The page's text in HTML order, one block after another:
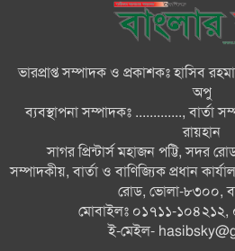
ভোলায় ১১ দলীয়
সমাবেশ ও
বোরহানউদ্দিনে
ধর্ষণ ও ভিডিও
দেওয়ার অভিযোগ
থানায় মামলা
ভোলায় নানা
গণঅভ্যুত্থান
ভারপ্রাপ্ত সম্পাদক ও প্রকাশকঃ হাসিব
অপু
ব্যবস্থাপনা সম্পাদকঃ ............., বার্তা
রায়হান
সাগর প্রিন্টার্স মহাজন পট্টি, সদর
সম্পাদকীয়, বার্তা ও বাণিজ্যিক প্রধান
রোড, ভোলা-৮৩০০,
মোবাইলঃ ০১৭১১-
ই-মেইল-